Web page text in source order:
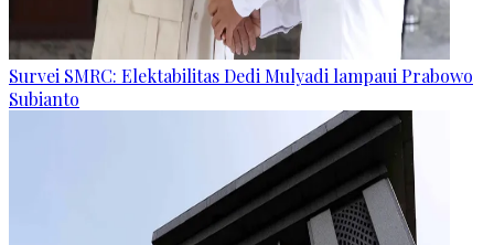
Survei SMRC: Elektabilitas Dedi Mulyadi lampaui Prabowo
Subianto